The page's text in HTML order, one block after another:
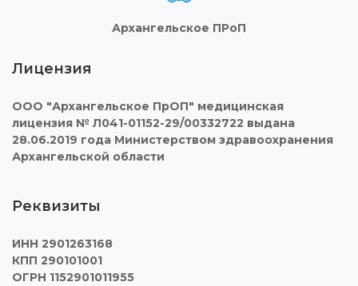
Архангельское ПРоП
Лицензия
ООО "Архангельское ПрОП" медицинская
лицензия № Л041-01152-29/00332722 выдана
28.06.2019 года Министерством здравоохранения
Архангельской области
Реквизиты
ИНН 2901263168
КПП 290101001
ОГРН 1152901011955